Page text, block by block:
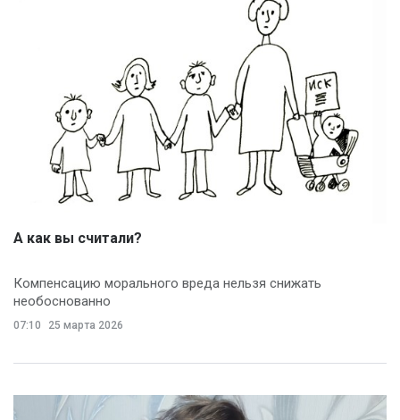
А как вы считали?
Компенсацию морального вреда нельзя снижать
необоснованно
07:10 25 марта 2026